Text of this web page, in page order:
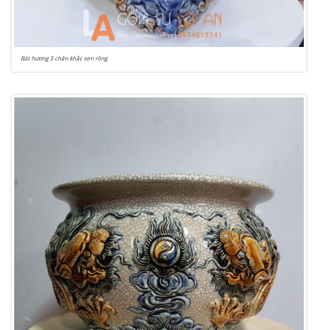
Bát hương 3 chân khắc sen rồng